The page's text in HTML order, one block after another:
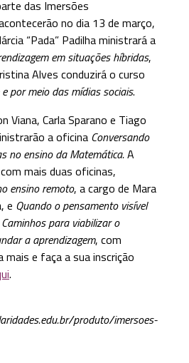
das Imersões
no dia 13 de março,
“Pada” Padilha ministrará a
em situações híbridas,
Alves conduzirá o curso
por meio das mídias sociais.
Viana, Carla Sparano e Tiago
a oficina Conversando
no ensino da Matemática.A
mais duas oficinas,
ensino remoto, a cargo de Mara
e Quando o pensamento visível
para viabilizar o
a aprendizagem, com
mais e faça a sua inscrição
.
produto/imersoes-